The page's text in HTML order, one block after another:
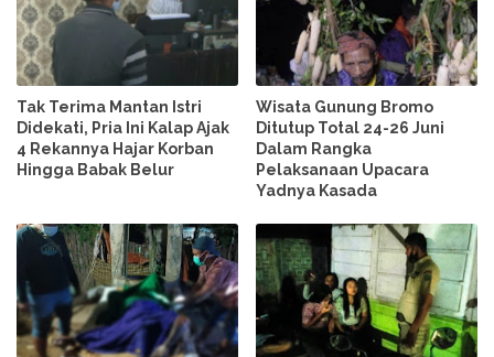
Tak Terima Mantan Istri
Didekati, Pria Ini Kalap Ajak
4 Rekannya Hajar Korban
Hingga Babak Belur
Wisata Gunung Bromo
Ditutup Total 24-26 Juni
Dalam Rangka
Pelaksanaan Upacara
Yadnya Kasada